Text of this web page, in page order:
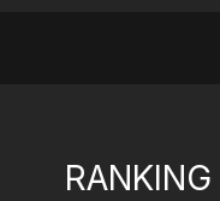
RANKING